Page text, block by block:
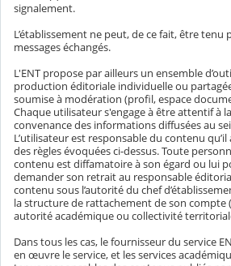
signalement.
L’établissement ne peut, de ce fait, être tenu
messages échangés.
L'ENT propose par ailleurs un ensemble
production éditoriale individuelle ou
soumise à modération (profil, espace
Chaque utilisateur s'engage à être attentif à
convenance des informations diffusées au
L’utilisateur est responsable du contenu
des règles évoquées ci-dessus. Toute
contenu est diffamatoire à son égard ou lui
demander son retrait au responsable
contenu sous l’autorité du chef
la structure de rattachement de son compte
autorité académique ou collectivité
Dans tous les cas, le fournisseur du service
en œuvre le service, et les services